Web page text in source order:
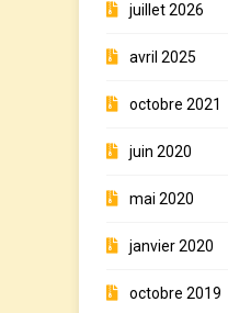
juillet 2026
avril 2025
octobre 2021
juin 2020
mai 2020
janvier 2020
octobre 2019